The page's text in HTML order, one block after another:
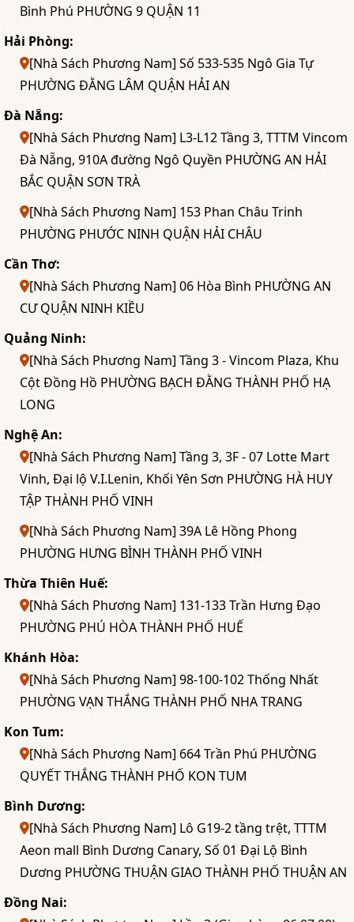
Bình Phú PHƯỜNG 9 QUẬN 11
Hải Phòng:
[Nhà Sách Phương Nam] Số 533-535 Ngô Gia Tự
PHƯỜNG ĐẰNG LÂM QUẬN HẢI AN
Đà Nẵng:
[Nhà Sách Phương Nam] L3-L12 Tầng 3, TTTM Vincom
Đà Nẵng, 910A đường Ngô Quyền PHƯỜNG AN HẢI
BẮC QUẬN SƠN TRÀ
[Nhà Sách Phương Nam] 153 Phan Châu Trinh
PHƯỜNG PHƯỚC NINH QUẬN HẢI CHÂU
Cần Thơ:
[Nhà Sách Phương Nam] 06 Hòa Bình PHƯỜNG AN
CƯ QUẬN NINH KIỀU
Quảng Ninh:
[Nhà Sách Phương Nam] Tầng 3 - Vincom Plaza, Khu
Cột Đồng Hồ PHƯỜNG BẠCH ĐẰNG THÀNH PHỐ HẠ
LONG
Nghệ An:
[Nhà Sách Phương Nam] Tầng 3, 3F - 07 Lotte Mart
Vinh, Đại lộ V.I.Lenin, Khối Yên Sơn PHƯỜNG HÀ HUY
TẬP THÀNH PHỐ VINH
[Nhà Sách Phương Nam] 39A Lê Hồng Phong
PHƯỜNG HƯNG BÌNH THÀNH PHỐ VINH
Thừa Thiên Huế:
[Nhà Sách Phương Nam] 131-133 Trần Hưng Đạo
PHƯỜNG PHÚ HÒA THÀNH PHỐ HUẾ
Khánh Hòa:
[Nhà Sách Phương Nam] 98-100-102 Thống Nhất
PHƯỜNG VẠN THẮNG THÀNH PHỐ NHA TRANG
Kon Tum:
[Nhà Sách Phương Nam] 664 Trần Phú PHƯỜNG
QUYẾT THẮNG THÀNH PHỐ KON TUM
Bình Dương:
[Nhà Sách Phương Nam] Lô G19-2 tầng trệt, TTTM
Aeon mall Bình Dương Canary, Số 01 Đại Lộ Bình
Dương PHƯỜNG THUẬN GIAO THÀNH PHỐ THUẬN AN
Đồng Nai: